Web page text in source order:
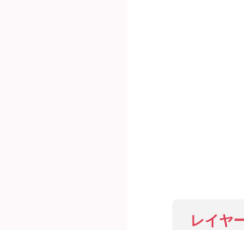
レイヤ